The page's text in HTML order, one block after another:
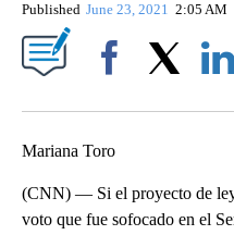
Published June 23, 2021 2:05 AM
Mariana Toro
(CNN) — Si el proyecto de
voto que fue sofocado en el